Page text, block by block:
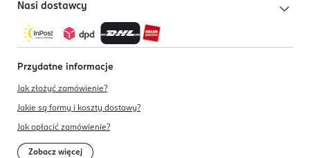
Nasi dostawcy
Przydatne informacje
Jak złożyć zamówienie?
Jakie są formy i koszty dostawy?
Jak opłacić zamówienie?
Zobacz więcej